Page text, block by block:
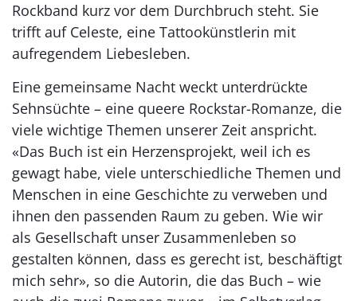
Rockband kurz vor dem Durchbruch steht. Sie
trifft auf Celeste, eine Tattookünstlerin mit
aufregendem Liebesleben.
Eine gemeinsame Nacht weckt unterdrückte
Sehnsüchte – eine queere Rockstar-Romanze, die
viele wichtige Themen unserer Zeit anspricht.
«Das Buch ist ein Herzensprojekt, weil ich es
gewagt habe, viele unterschiedliche Themen und
Menschen in eine Geschichte zu verweben und
ihnen den passenden Raum zu geben. Wie wir
als Gesellschaft unser Zusammenleben so
gestalten können, dass es gerecht ist, beschäftigt
mich sehr», so die Autorin, die das Buch – wie